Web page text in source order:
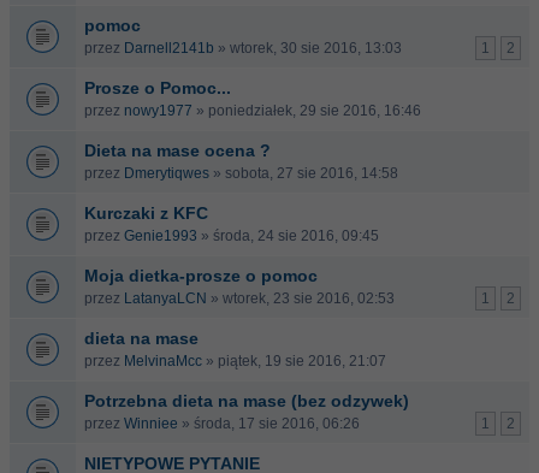
pomoc
1 2
przez Darnell2141b » wtorek, 30 sie 2016, 13:03
Prosze o Pomoc...
przez nowy1977 » poniedziałek, 29 sie 2016, 16:46
Dieta na mase ocena ?
przez Dmerytiqwes » sobota, 27 sie 2016, 14:58
Kurczaki z KFC
przez Genie1993 » środa, 24 sie 2016, 09:45
Moja dietka-prosze o pomoc
1 2
przez LatanyaLCN » wtorek, 23 sie 2016, 02:53
dieta na mase
przez MelvinaMcc » piątek, 19 sie 2016, 21:07
Potrzebna dieta na mase (bez odzywek)
1 2
przez Winniee » środa, 17 sie 2016, 06:26
NIETYPOWE PYTANIE